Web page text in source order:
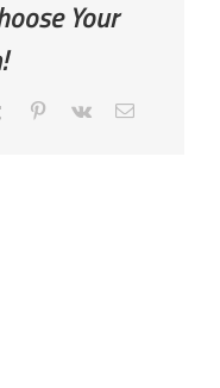
Your
Tumblr Pinterest
Vk
E-